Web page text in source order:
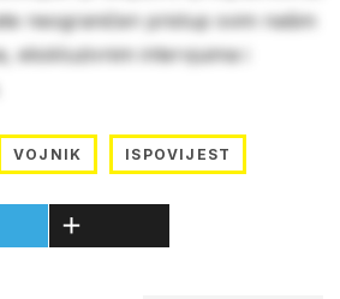
neograničen pristup svim našim
ekskluzivnim intervjuima i
VOJNIK ISPOVIJEST